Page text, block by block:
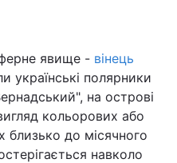
явище - вінець
українські полярники
на острові
кольорових або
близько до місячного
навколо